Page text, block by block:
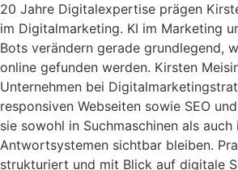
20 Jahre Digitalexpertise prägen
im Digitalmarketing. KI im Marketing
Bots verändern gerade grundlegend,
online gefunden werden. Kirsten
Unternehmen bei
responsiven Webseiten sowie SEO
sie sowohl in Suchmaschinen als auch
Antwortsystemen sichtbar bleiben.
strukturiert und mit Blick auf digitale